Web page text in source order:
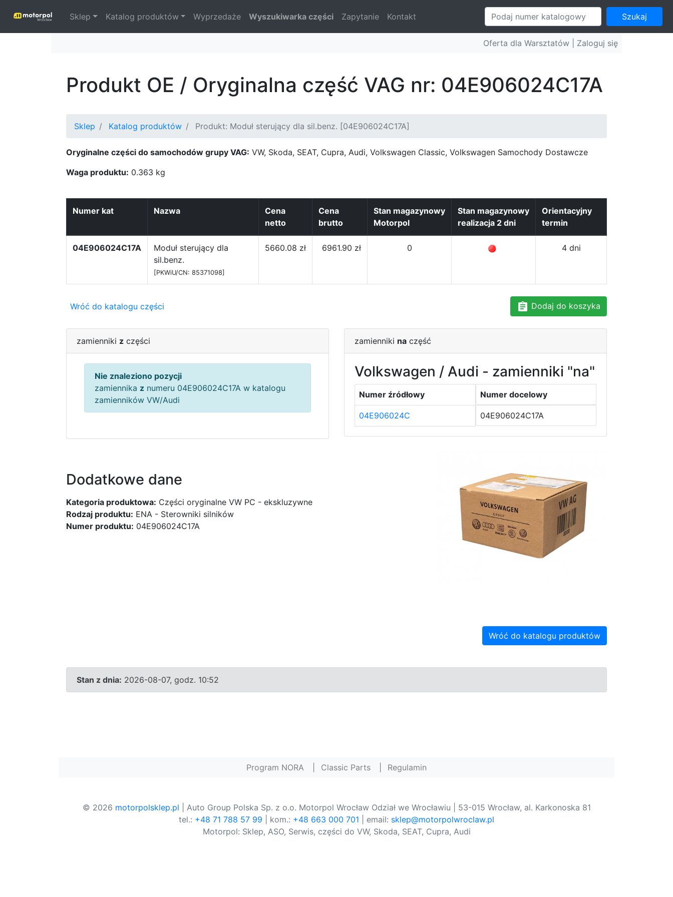
Sklep Katalog produktów Wyprzedaże Wyszukiwarka części Zapytanie Kontakt Szukaj
Oferta dla Warsztatów | Zaloguj się
Produkt OE / Oryginalna część VAG nr: 04E906024C17A
Sklep Katalog produktów Produkt: Moduł sterujący dla sil.benz. [04E906024C17A]
Oryginalne części do samochodów grupy VAG: VW, Skoda, SEAT, Cupra, Audi, Volkswagen Classic, Volkswagen Samochody Dostawcze
Waga produktu: 0.363 kg
Numer kat Nazwa
Cena
netto
Cena
brutto
Stan magazynowy
Motorpol
Stan magazynowy
realizacja 2 dni
Orientacyjny
termin
04E906024C17A
Moduł sterujący dla
sil.benz.
[PKWiU/CN: 85371098]
5660.08 zł 6961.90 zł 0 4 dni
Wróć do katalogu części Dodaj do koszyka
zamienniki z części
Nie znaleziono pozycji
zamiennika z numeru 04E906024C17A w katalogu
zamienników VW/Audi
zamienniki na część
Volkswagen / Audi - zamienniki "na"
Numer źródłowy Numer docelowy
04E906024C 04E906024C17A
Dodatkowe dane
Kategoria produktowa: Części oryginalne VW PC - ekskluzywne
Rodzaj produktu: ENA - Sterowniki silników
Numer produktu: 04E906024C17A
Wróć do katalogu produktów
Stan z dnia: 2026-08-07, godz. 10:52
Program NORA Classic Parts Regulamin
© 2026 motorpolsklep.pl | Auto Group Polska Sp. z o.o. Motorpol Wrocław Odział we Wrocławiu | 53-015 Wrocław, al. Karkonoska 81
tel.: +48 71 788 57 99 | kom.: +48 663 000 701 | email: sklep@motorpolwroclaw.pl
Motorpol: Sklep, ASO, Serwis, części do VW, Skoda, SEAT, Cupra, Audi